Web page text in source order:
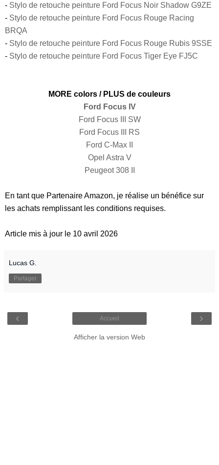
- Stylo de retouche peinture Ford Focus Noir Shadow G9ZE
- Stylo de retouche peinture Ford Focus Rouge Racing
BRQA
- Stylo de retouche peinture Ford Focus Rouge Rubis 9SSE
- Stylo de retouche peinture Ford Focus Tiger Eye FJ5C
MORE colors / PLUS de couleurs
Ford Focus IV
Ford Focus III SW
Ford Focus III RS
Ford C-Max II
Opel Astra V
Peugeot 308 II
En tant que Partenaire Amazon, je réalise un bénéfice sur
les achats remplissant les conditions requises.
Article mis à jour le 10 avril 2026
Lucas G.
Partager
‹ ›
Accueil
Afficher la version Web